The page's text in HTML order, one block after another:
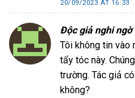
20/09/2023 AT 16:33
Độc giả nghi ngờ
Tôi không tin vào
tẩy tóc này.
trường. Tác giả
không?